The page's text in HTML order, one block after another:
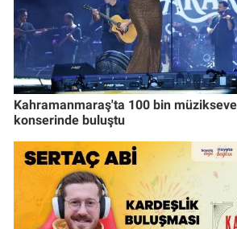
Kahramanmaraş'ta 100 bin
konserinde buluştu